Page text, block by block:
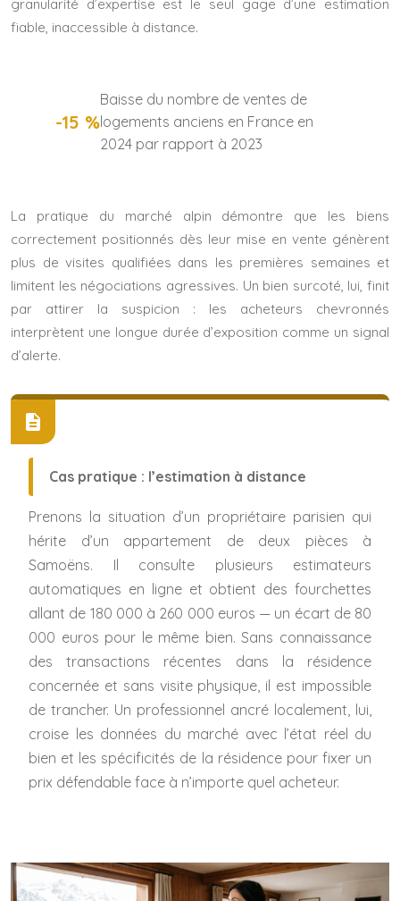
granularité d’expertise est le seul gage d’une estimation
fiable, inaccessible à distance.
-15 %
Baisse du nombre de ventes de
logements anciens en France en
2024 par rapport à 2023
La pratique du marché alpin démontre que les biens
correctement positionnés dès leur mise en vente génèrent
plus de visites qualifiées dans les premières semaines et
limitent les négociations agressives. Un bien surcoté, lui, finit
par attirer la suspicion : les acheteurs chevronnés
interprètent une longue durée d’exposition comme un signal
d’alerte.
Cas pratique : l’estimation à distance
Prenons la situation d’un propriétaire parisien qui
hérite d’un appartement de deux pièces à
Samoëns. Il consulte plusieurs estimateurs
automatiques en ligne et obtient des fourchettes
allant de 180 000 à 260 000 euros — un écart de 80
000 euros pour le même bien. Sans connaissance
des transactions récentes dans la résidence
concernée et sans visite physique, il est impossible
de trancher. Un professionnel ancré localement, lui,
croise les données du marché avec l’état réel du
bien et les spécificités de la résidence pour fixer un
prix défendable face à n’importe quel acheteur.